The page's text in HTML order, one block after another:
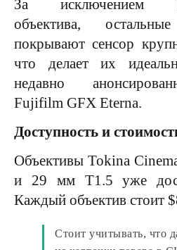
За исключением 18-
объектива,
покрывают сенсор
что делает их
недавно
Fujifilm GFX Eterna.
Доступность и
Объективы Tokina
и 29 мм T1.5 уже
Каждый объектив стоит
Стоит учитывать, что